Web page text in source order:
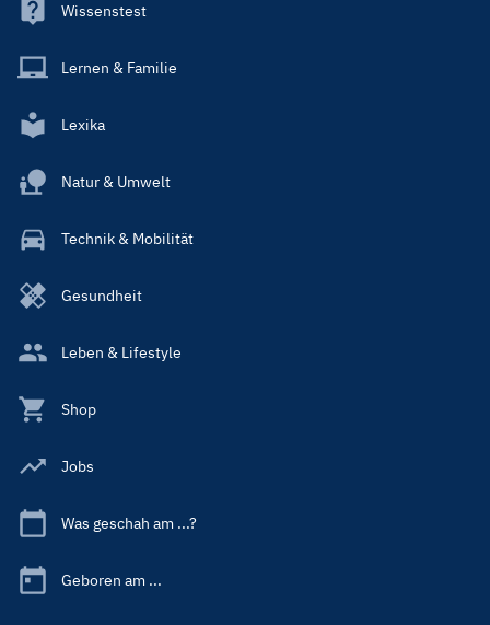
Wissenstest
Lernen & Familie
Lexika
Natur & Umwelt
Technik & Mobilität
Gesundheit
Leben & Lifestyle
Shop
Jobs
Was geschah am ...?
Geboren am ...